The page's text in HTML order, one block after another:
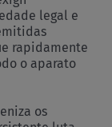
legal e
rapidamente
o aparato
os